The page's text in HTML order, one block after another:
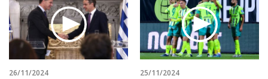
26/11/2024 25/11/2024